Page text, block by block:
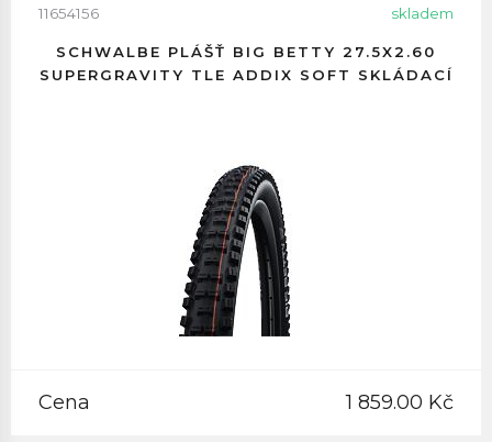
11654156 skladem
SCHWALBE PLÁŠŤ BIG BETTY 27.5X2.60
SUPERGRAVITY TLE ADDIX SOFT SKLÁDACÍ
Cena 1 859.00 Kč